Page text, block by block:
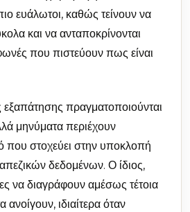
ευάλωτοι, καθώς τείνουν να
και να ανταποκρίνονται
που πιστεύουν πως είναι
πραγματοποιούνται
μηνύματα περιέχουν
που στοχεύει στην υποκλοπή
δεδομένων. Ο ίδιος,
να διαγράφουν αμέσως τέτοια
ιδιαίτερα όταν